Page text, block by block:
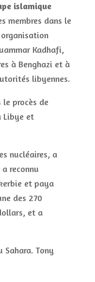
islamique
membres dans le
Kadhafi,
à Benghazi et à
libyennes.
le procès de
Libye et
nucléaires, a
reconnu
et paya
des 270
et a
Tony